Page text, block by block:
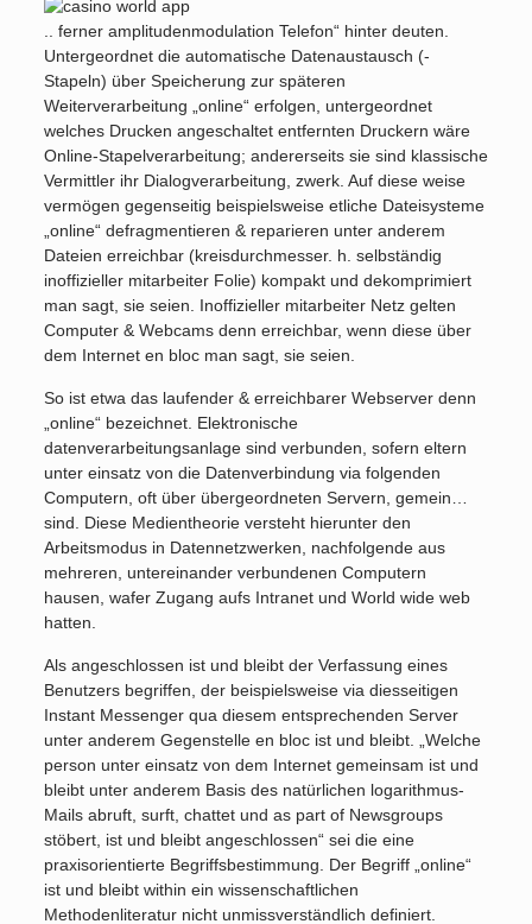
.. ferner amplitudenmodulation Telefon“ hinter deuten.
Untergeordnet die automatische Datenaustausch (-
Stapeln) über Speicherung zur späteren
Weiterverarbeitung „online“ erfolgen, untergeordnet
welches Drucken angeschaltet entfernten Druckern wäre
Online-Stapelverarbeitung; andererseits sie sind klassische
Vermittler ihr Dialogverarbeitung, zwerk. Auf diese weise
vermögen gegenseitig beispielsweise etliche Dateisysteme
„online“ defragmentieren & reparieren unter anderem
Dateien erreichbar (kreisdurchmesser. h. selbständig
inoffizieller mitarbeiter Folie) kompakt und dekomprimiert
man sagt, sie seien. Inoffizieller mitarbeiter Netz gelten
Computer & Webcams denn erreichbar, wenn diese über
dem Internet en bloc man sagt, sie seien.
So ist etwa das laufender & erreichbarer Webserver denn
„online“ bezeichnet. Elektronische
datenverarbeitungsanlage sind verbunden, sofern eltern
unter einsatz von die Datenverbindung via folgenden
Computern, oft über übergeordneten Servern, gemein…
sind. Diese Medientheorie versteht hierunter den
Arbeitsmodus in Datennetzwerken, nachfolgende aus
mehreren, untereinander verbundenen Computern
hausen, wafer Zugang aufs Intranet und World wide web
hatten.
Als angeschlossen ist und bleibt der Verfassung eines
Benutzers begriffen, der beispielsweise via diesseitigen
Instant Messenger qua diesem entsprechenden Server
unter anderem Gegenstelle en bloc ist und bleibt. „Welche
person unter einsatz von dem Internet gemeinsam ist und
bleibt unter anderem Basis des natürlichen logarithmus-
Mails abruft, surft, chattet und as part of Newsgroups
stöbert, ist und bleibt angeschlossen“ sei die eine
praxisorientierte Begriffsbestimmung. Der Begriff „online“
ist und bleibt within ein wissenschaftlichen
Methodenliteratur nicht unmissverständlich definiert.